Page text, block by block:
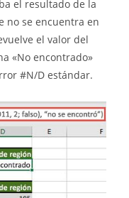
el resultado de la
no se encuentra en
el valor del
«No encontrado»
#N/D estándar.